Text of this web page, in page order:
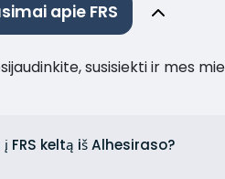
apie FRS
susisiekti ir mes
keltą iš Alhesiraso?